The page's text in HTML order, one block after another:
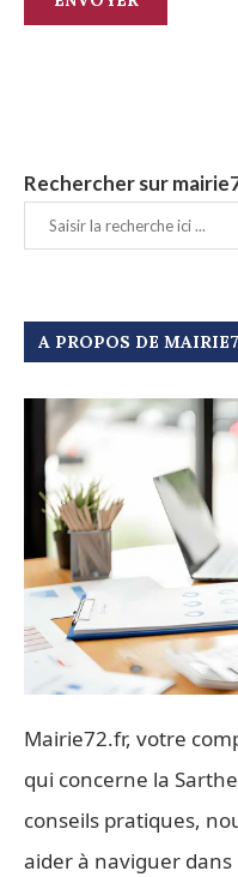
Rechercher sur
A PROPOS DE
Mairie72.fr, votre
qui concerne la
conseils pratiques,
aider à naviguer